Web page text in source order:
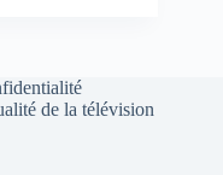
de la télévision